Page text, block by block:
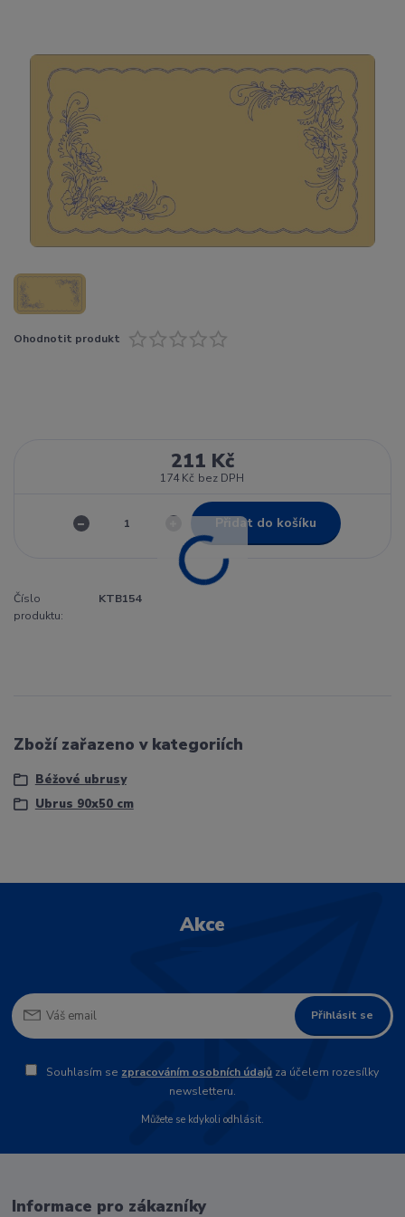
Ohodnotit produkt
211 Kč
174 Kč bez DPH
Přidat do košíku
Číslo
produktu:
KTB154
Zboží zařazeno v kategoriích
Béžové ubrusy
Ubrus 90x50 cm
Akce
Přihlásit se
Souhlasím se zpracováním osobních údajů za účelem rozesílky
newsletteru.
Můžete se kdykoli odhlásit.
Informace pro zákazníky